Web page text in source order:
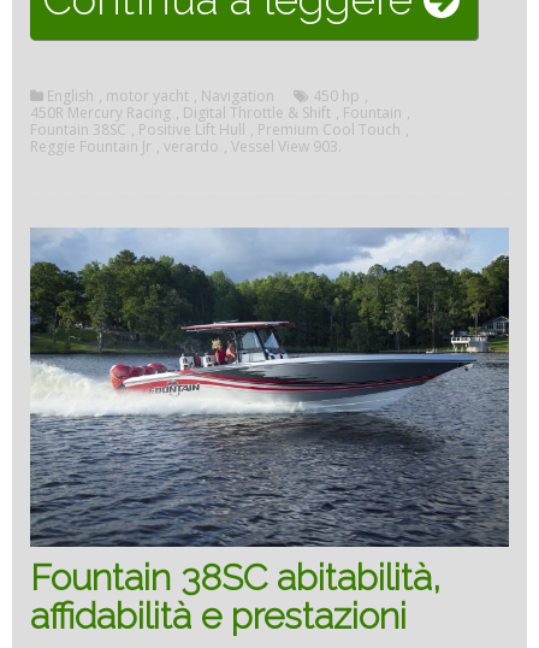
and
English , motor yacht , Navigation 450 hp ,
450R Mercury Racing , Digital Throttle & Shift , Fountain ,
Fountain 38SC , Positive Lift Hull , Premium Cool Touch ,
Reggie Fountain Jr , verardo , Vessel View 903.
Fountain 38SC abitabilità,
affidabilità e prestazioni